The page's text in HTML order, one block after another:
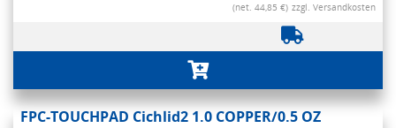
(net. 44,85 €) zzgl. Versandkosten
FPC-TOUCHPAD Cichlid2 1.0 COPPER/0.5 OZ